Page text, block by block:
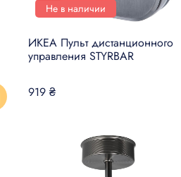
Не в наличии
ИКЕА Пульт дистанционного
управления STYRBAR
919 ₴